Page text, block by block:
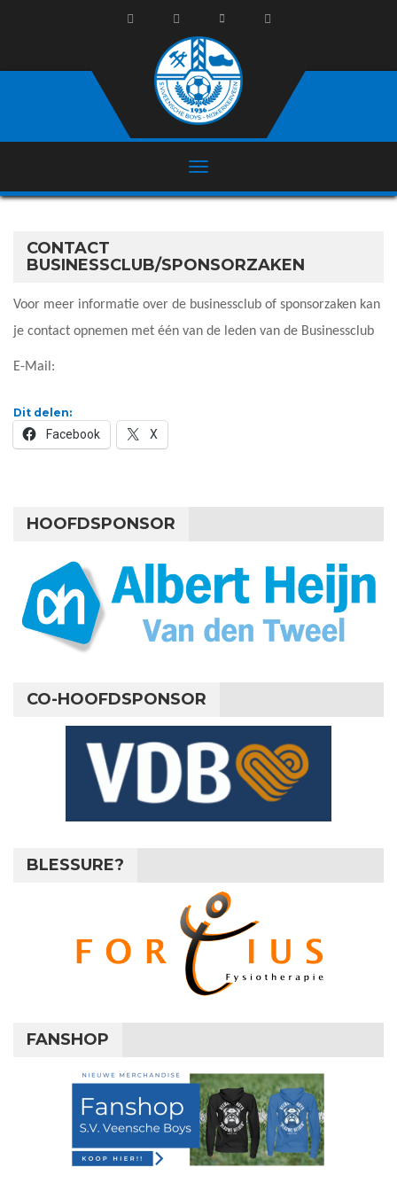
CONTACT
BUSINESSCLUB/SPONSORZAKEN
Voor meer informatie over de businessclub of sponsorzaken kan
je contact opnemen met één van de leden van de Businessclub
E-Mail:
Dit delen:
Facebook X
HOOFDSPONSOR
CO-HOOFDSPONSOR
BLESSURE?
FANSHOP